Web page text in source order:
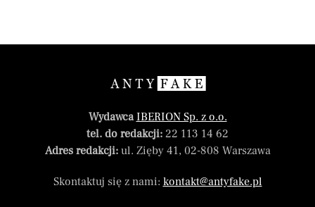
WydawcaIBERION Sp. z o.o.
tel. do redakcji: 22 113 14 62
Adres redakcji:ul. Zięby 41, 02-808 Warszawa
Skontaktuj się z nami: kontakt@antyfake.pl